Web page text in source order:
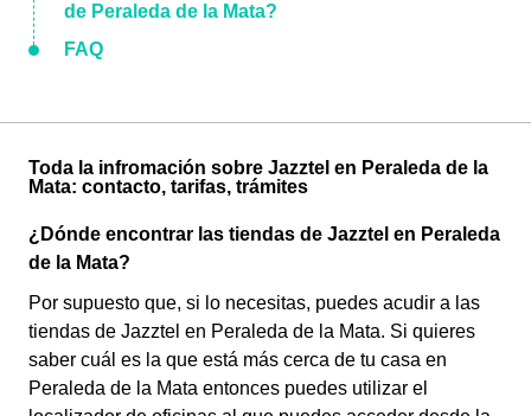
de Peraleda de la Mata?
FAQ
Toda la infromación sobre Jazztel en Peraleda de la
Mata: contacto, tarifas, trámites
¿Dónde encontrar las tiendas de Jazztel en Peraleda
de la Mata?
Por supuesto que, si lo necesitas, puedes acudir a las
tiendas de Jazztel en Peraleda de la Mata. Si quieres
saber cuál es la que está más cerca de tu casa en
Peraleda de la Mata entonces puedes utilizar el